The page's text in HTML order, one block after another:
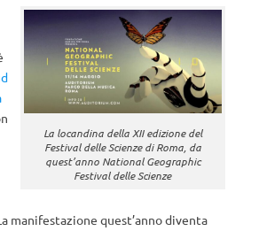
La locandina della XII edizione del
Festival delle Scienze di Roma, da
quest’anno National Geographic
Festival delle Scienze
manifestazione quest’anno diventa